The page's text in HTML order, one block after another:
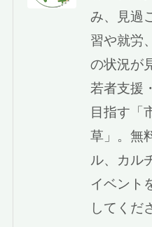
み、見過
習や就労
の状況が
若者支援
目指す「
草」。無
ル、カル
イベント
してくだ